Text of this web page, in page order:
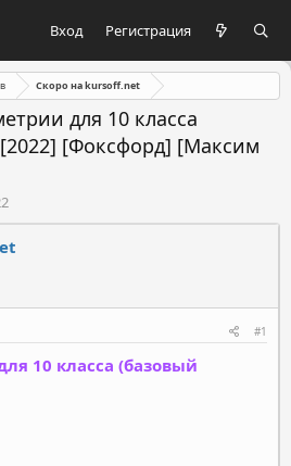
Вход Регистрация
Скоро на kursoff.net
для 10 класса
[Фоксфорд] [Максим
#1
10 класса (базовый